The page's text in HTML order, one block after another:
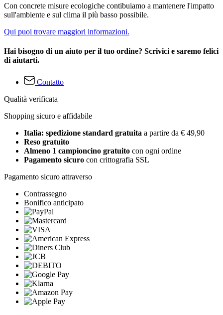
Con concrete misure ecologiche contibuiamo a mantenere l'impatto
sull'ambiente e sul clima il più basso possibile.
Qui puoi trovare maggiori informazioni.
Hai bisogno di un aiuto per il tuo ordine? Scrivici e saremo felici
di aiutarti.
Contatto
Qualità verificata
Shopping sicuro e affidabile
Italia: spedizione standard gratuita a partire da € 49,90
Reso gratuito
Almeno 1 campioncino gratuito con ogni ordine
Pagamento sicuro con crittografia SSL
Pagamento sicuro attraverso
Contrassegno
Bonifico anticipato